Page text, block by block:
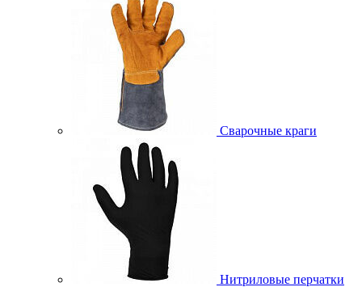
Сварочные краги
Нитриловые перчатки